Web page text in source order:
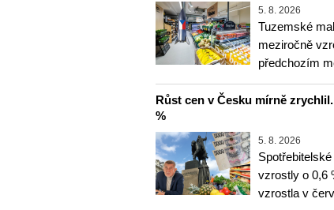
5. 8. 2026
Tuzemské
meziročně
předchozím
Růst cen v Česku mírně
%
5. 8. 2026
vzrostly o 0,6
vzrostla v